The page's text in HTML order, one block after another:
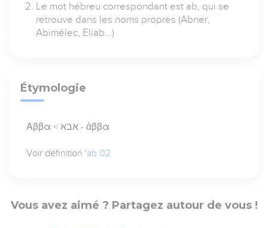
Le mot hébreu correspondant est ab, qui se
retrouve dans les noms propres (Abner,
Abimélec, Eliab...)
Étymologie
Αββα < אבא - ἀββα
Voir définition 'ab 02
Vous avez aimé ? Partagez autour de vous !